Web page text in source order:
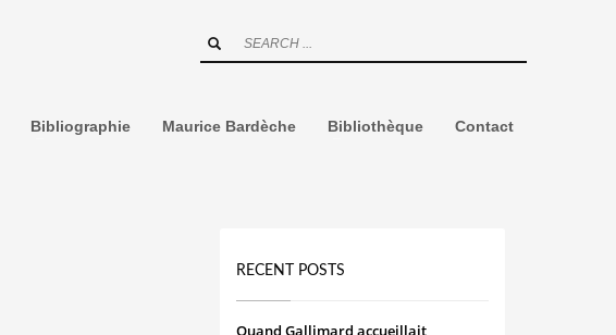
Bibliographie Maurice Bardèche Bibliothèque Contact
RECENT POSTS
Quand Gallimard accueillait